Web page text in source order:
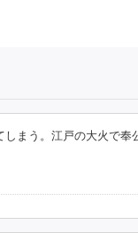
まう。江戸の大火で奉